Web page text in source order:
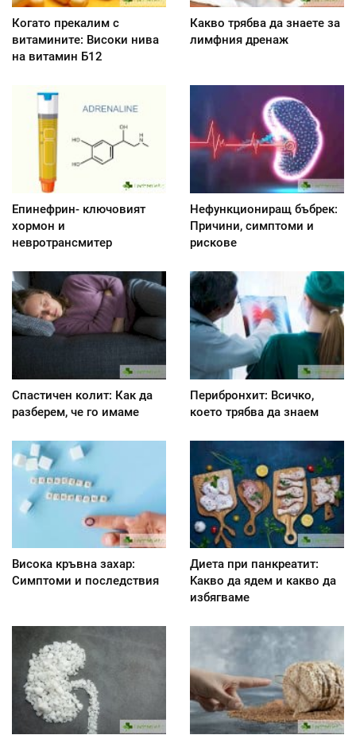
Когато прекалим с
витамините: Високи нива
на витамин Б12
Какво трябва да знаете за
лимфния дренаж
Епинефрин- ключовият
хормон и
невротрансмитер
Нефункциониращ бъбрек:
Причини, симптоми и
рискове
Спастичен колит: Как да
разберем, че го имаме
Перибронхит: Всичко,
което трябва да знаем
Висока кръвна захар:
Симптоми и последствия
Диета при панкреатит:
Kакво да ядем и какво да
избягваме